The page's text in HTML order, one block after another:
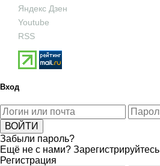
Яндекс Дзен
Youtube
RSS
Вход
Забыли пароль?
Ещё не с нами? Зарегистрируйтесь
Регистрация